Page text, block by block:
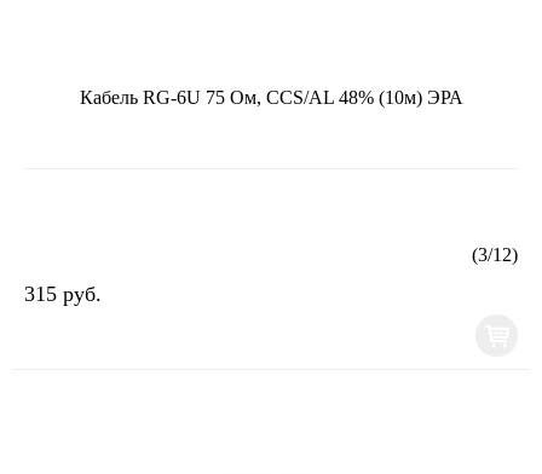
Кабель RG-6U 75 Ом, CCS/AL 48% (10м) ЭРА
(3/12)
315 руб.